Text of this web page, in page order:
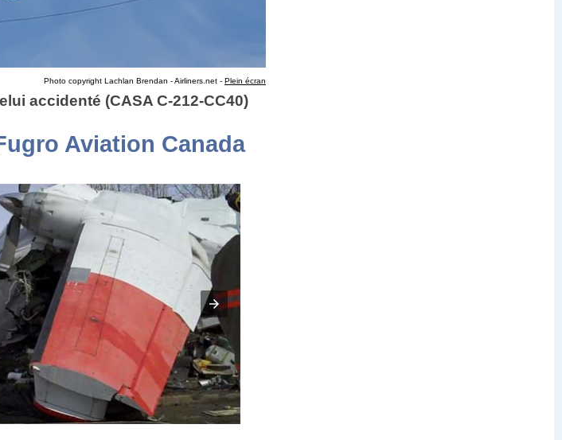
Photo copyright Lachlan Brendan - Airliners.net - Plein écran
accidenté (CASA C-212-CC40)
Aviation Canada